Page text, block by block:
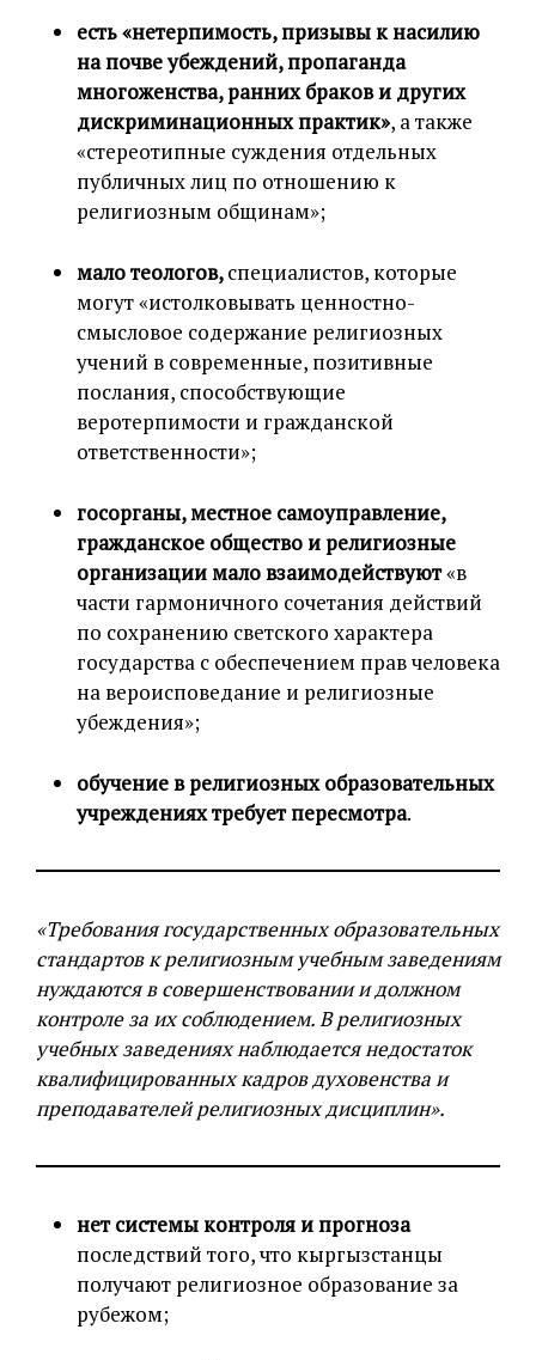
есть «нетерпимость, призывы к насилию
на почве убеждений, пропаганда
многоженства, ранних браков и других
дискриминационных практик», а также
«стереотипные суждения отдельных
публичных лиц по отношению к
религиозным общинам»;
мало теологов,специалистов, которые
могут «истолковывать ценностно-
смысловое содержание религиозных
учений в современные, позитивные
послания, способствующие
веротерпимости и гражданской
ответственности»;
госорганы, местное самоуправление,
гражданское общество и религиозные
организации мало взаимодействуют«в
части гармоничного сочетания действий
по сохранению светского характера
государства с обеспечением прав человека
на вероисповедание и религиозные
убеждения»;
обучение в религиозных образовательных
учреждениях требует пересмотра.
«Требования государственных образовательных
стандартов к религиозным учебным заведениям
нуждаются в совершенствовании и должном
контроле за их соблюдением. В религиозных
учебных заведениях наблюдается недостаток
квалифицированных кадров духовенства и
преподавателей религиозных дисциплин».
нет системы контроля и прогноза
последствий того, что кыргызстанцы
получают религиозное образование за
рубежом;